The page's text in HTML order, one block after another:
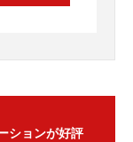
ションが好評